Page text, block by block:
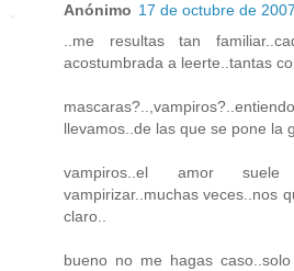
Anónimo 17 de octubre de
..me resultas tan
acostumbrada a leerte..tantas
llevamos..de las que se pone la
vampiros..el amor
vampirizar..muchas veces..nos
claro..
bueno no me hagas